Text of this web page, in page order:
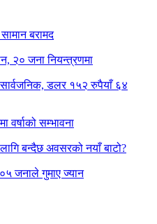
बरामद
२० जना नियन्त्रणमा
डलर १५२ रुपैयाँ ६४
वर्षाको सम्भावना
बन्दैछ अवसरको नयाँ बाटो?
जनाले गुमाए ज्यान